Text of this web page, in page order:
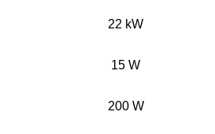
22 kW
15 W
200 W